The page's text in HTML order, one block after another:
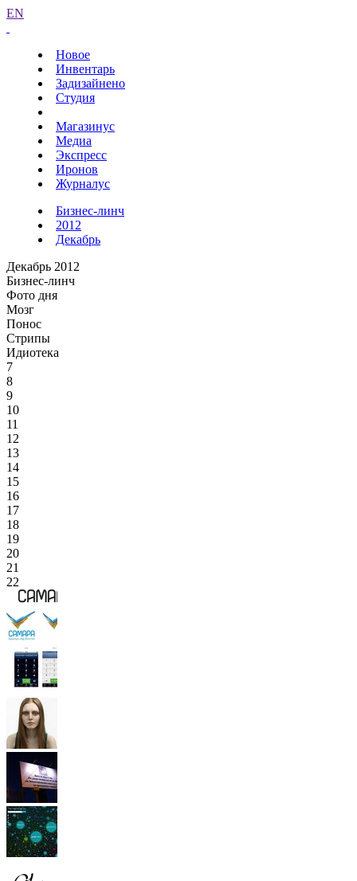
EN
Новое
Инвентарь
Задизайнено
Студия
Магазинус
Медиа
Экспресс
Иронов
Журналус
Бизнес-линч
2012
Декабрь
Декабрь 2012
Бизнес-линч
Фото дня
Мозг
Понос
Стрипы
Идиотека
7
8
9
10
11
12
13
14
15
16
17
18
19
20
21
22